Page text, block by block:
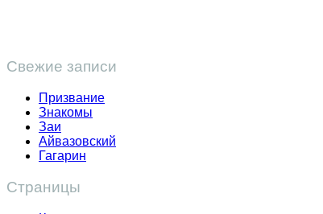
Свежие записи
Призвание
Знакомы
Заи
Айвазовский
Гагарин
Страницы